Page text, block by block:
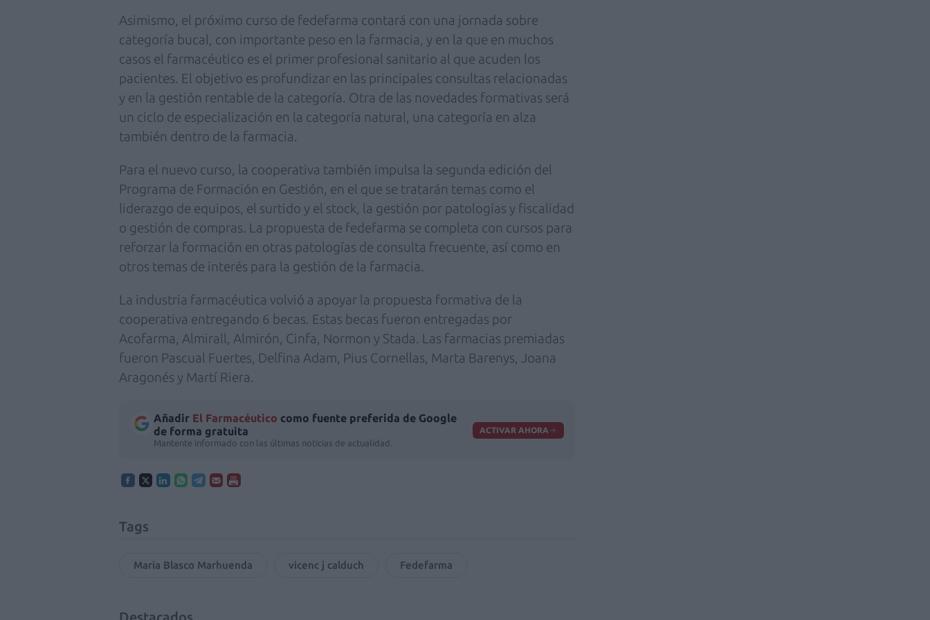
Asimismo, el próximo curso de fedefarma contará con una jornada sobre
categoría bucal, con importante peso en la farmacia, y en la que en muchos
casos el farmacéutico es el primer profesional sanitario al que acuden los
pacientes. El objetivo es profundizar en las principales consultas relacionadas
y en la gestión rentable de la categoría. Otra de las novedades formativas será
un ciclo de especialización en la categoría natural, una categoría en alza
también dentro de la farmacia.
Para el nuevo curso, la cooperativa también impulsa la segunda edición del
Programa de Formación en Gestión, en el que se tratarán temas como el
liderazgo de equipos, el surtido y el stock, la gestión por patologías y fiscalidad
o gestión de compras. La propuesta de fedefarma se completa con cursos para
reforzar la formación en otras patologías de consulta frecuente, así como en
otros temas de interés para la gestión de la farmacia.
La industria farmacéutica volvió a apoyar la propuesta formativa de la
cooperativa entregando 6 becas. Estas becas fueron entregadas por
Acofarma, Almirall, Almirón, Cinfa, Normon y Stada. Las farmacias premiadas
fueron Pascual Fuertes, Delfina Adam, Pius Cornellas, Marta Barenys, Joana
Aragonés y Martí Riera.
Añadir El Farmacéutico como fuente preferida de Google
de forma gratuita
Mantente informado con las últimas noticias de actualidad.
ACTIVAR AHORA
Tags
Maria Blasco Marhuenda vicenc j calduch Fedefarma
Destacados